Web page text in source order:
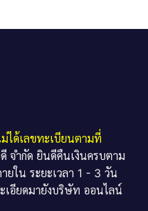
ได้เลขทะเบียนตามที่
จำกัด ยินดีคืนเงินครบตาม
ยใน ระยะเวลา 1 - 3 วัน
เอียดมายังบริษัท ออนไลน์